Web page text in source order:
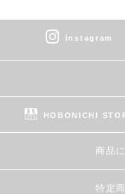
instagram
HOBONICHI
商品
特定